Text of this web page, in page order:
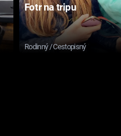
Fotr na tripu
Rodinný / Cestopisný